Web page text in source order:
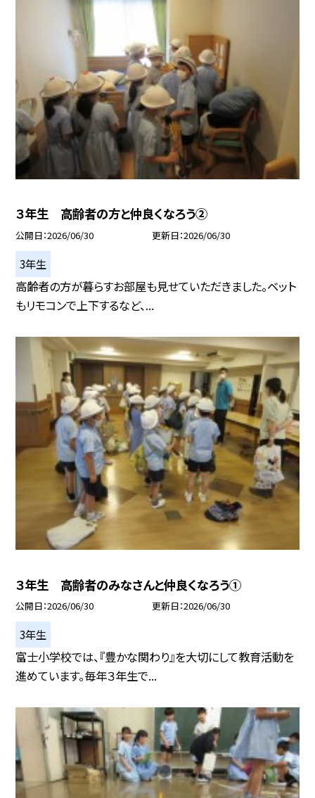
３年生 高齢者の方と仲良くなろう②
公開日 2026/06/30 更新日 2026/06/30
3年生
高齢者の方が暮らすお部屋も見せていただきました。ベット
もリモコンで上下するなど、...
３年生 高齢者のみなさんと仲良くなろう①
公開日 2026/06/30 更新日 2026/06/30
3年生
富士小学校では、『豊かな関わり』を大切にして教育活動を
進めています。毎年３年生で...